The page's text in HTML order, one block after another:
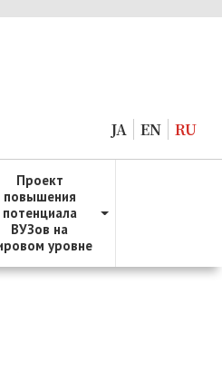
JA EN RU
Проект
повышения
потенциала
ВУЗов на
уровне